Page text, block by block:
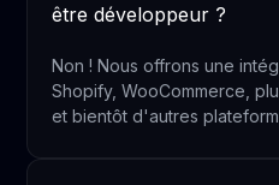
être développeur ?
Non ! Nous offrons une
Shopify, WooCommerce,
et bientôt d'autres